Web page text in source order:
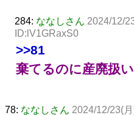
284: ななしさん 2024/12/
ID:lV1GRaxS0
>>81
棄てるのに産廃扱
78: ななしさん 2024/12/23(